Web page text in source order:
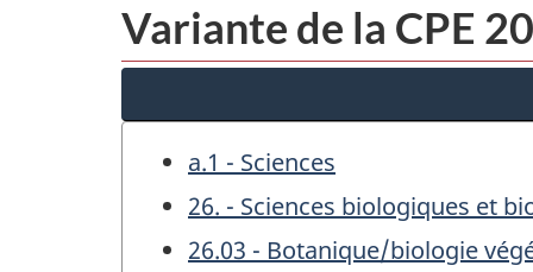
Variante de la CPE
a.1 - Sciences
26. - Sciences biologiques et
26.03 - Botanique/biologie